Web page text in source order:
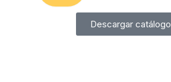
Descargar catálogo